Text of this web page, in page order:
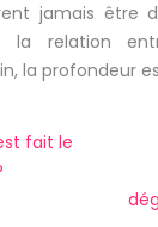
jamais être
la relation
la profondeur
fait le